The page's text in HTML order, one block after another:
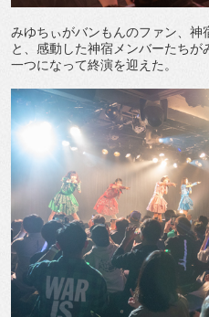
みゆちぃがバンもんのファン、神
と、感動した神宿メンバーたち
一つになって終演を迎えた。